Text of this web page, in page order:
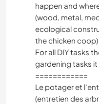
happen and
(wood, metal,
ecological
the chicken coop)
For all DIY tasks
gardening tasks it
============
Le potager et
(entretien des